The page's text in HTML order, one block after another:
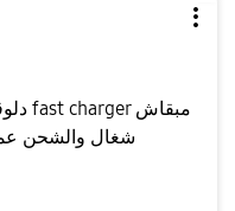
شغال والشحن